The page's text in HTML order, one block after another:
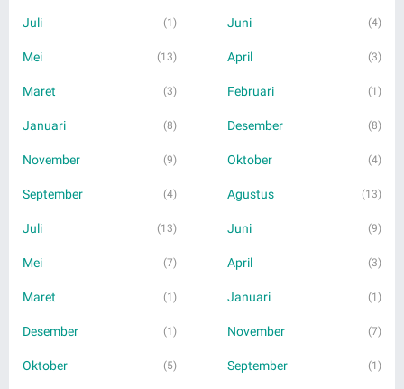
Juli (1) Juni (4)
Mei (13) April (3)
Maret (3) Februari (1)
Januari (8) Desember (8)
November (9) Oktober (4)
September (4) Agustus (13)
Juli (13) Juni (9)
Mei (7) April (3)
Maret (1) Januari (1)
Desember (1) November (7)
Oktober (5) September (1)